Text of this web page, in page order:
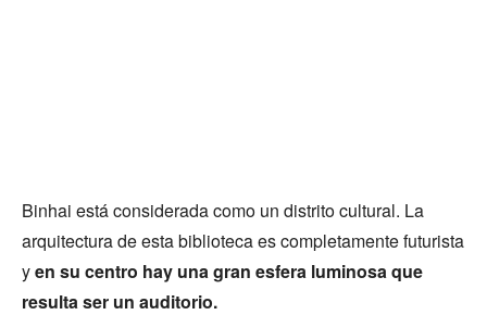
Binhai está considerada como un distrito cultural. La
arquitectura de esta biblioteca es completamente futurista
yen su centro hay una gran esfera luminosa que
resulta ser un auditorio.